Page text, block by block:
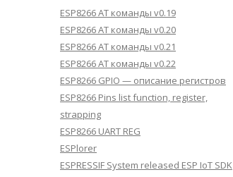
ESP8266 AT команды v0.19
ESP8266 AT команды v0.20
ESP8266 AT команды v0.21
ESP8266 AT команды v0.22
ESP8266 GPIO — описание регистров
ESP8266 Pins list function, register,
strapping
ESP8266 UART REG
ESPlorer
ESPRESSIF System released ESP IoT SDK